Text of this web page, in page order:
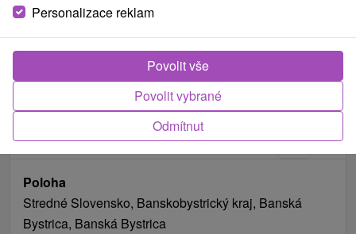
Poloha
Stredné Slovensko, Banskobystrický kraj, Banská
Bystrica, Banská Bystrica
Personalizace reklam
Odmítnut
Povolit vybrané
Povolit vše